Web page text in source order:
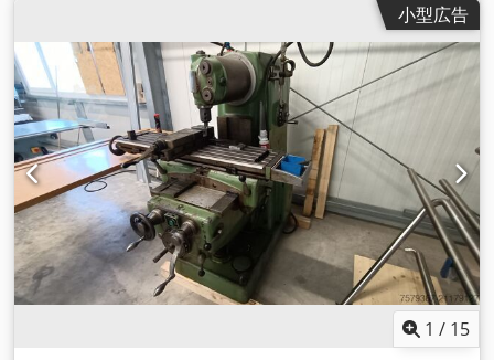
mm/min ラピッドトラバース - 縦方向および横方向 4 m/min
Cjdpjk H R H Usfx Ap Hjrf 早送りZ軸 2m/min テーブルサイズ
約1300×350mm 機械質量 約3,8t 外形寸法 約
3050×2350×2320mm 回転式ミーリングヘッドを搭載した可動
式ミーリングユニット： 最大600 mmの手動調整 左右に90°回
転させることができる クイルに取り付けられた垂直ミーリング
スピンドル、100mmまで伸縮可能
小型広告
1 / 15